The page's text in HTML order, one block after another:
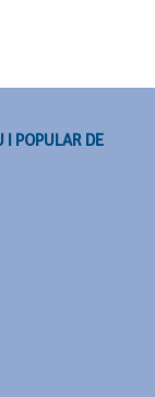
I POPULAR DE